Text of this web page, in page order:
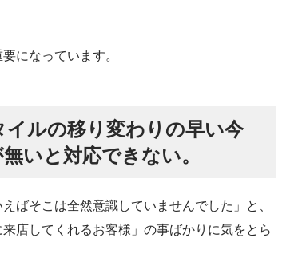
になっています。
ルの移り変わりの早い今
いと対応できない。
ばそこは全然意識していませんでした」と、
店してくれるお客様」の事ばかりに気をとら